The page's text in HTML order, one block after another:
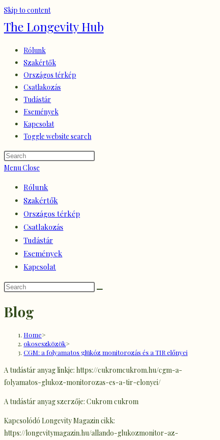
Skip to content
The Longevity Hub
Rólunk
Szakértők
Országos térkép
Csatlakozás
Tudástár
Események
Kapcsolat
Toggle website search
MenuClose
Rólunk
Szakértők
Országos térkép
Csatlakozás
Tudástár
Események
Kapcsolat
Blog
Home>
okoseszközök>
CGM: a folyamatos glükóz monitorozás és a TIR előnyei
A tudástár anyag linkje: https://cukromcukrom.hu/cgm-a-
folyamatos-glukoz-monitorozas-es-a-tir-elonyei/
A tudástár anyag szerzője: Cukrom cukrom
Kapcsolódó Longevity Magazin cikk:
https://longevitymagazin.hu/allando-glukozmonitor-az-